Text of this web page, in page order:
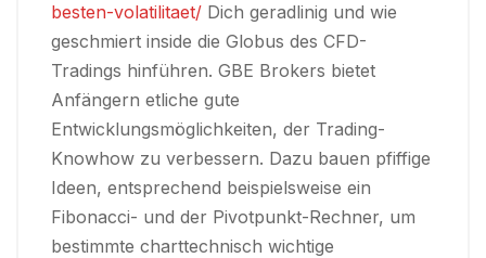
besten-volatilitaet/ Dich geradlinig und wie
geschmiert inside die Globus des CFD-
Tradings hinführen. GBE Brokers bietet
Anfängern etliche gute
Entwicklungsmöglichkeiten, der Trading-
Knowhow zu verbessern. Dazu bauen pfiffige
Ideen, entsprechend beispielsweise ein
Fibonacci- und der Pivotpunkt-Rechner, um
bestimmte charttechnisch wichtige